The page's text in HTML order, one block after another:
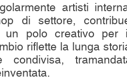
artisti
di settore,
un polo creativo per
riflette la lunga
condivisa,